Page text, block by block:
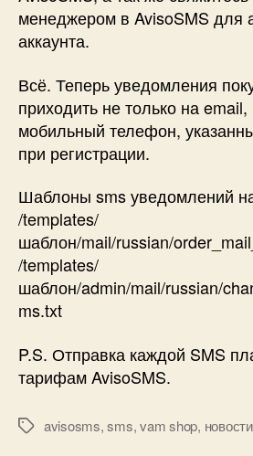
менеджером в AvisoSMS для
аккаунта.
Всё. Теперь уведомления
приходить не только на
мобильный телефон,
при регистрации.
Шаблоны sms уведомлений
/templates/
шаблон/mail/russian/
/templates/
шаблон/admin/mail/russian/
ms.txt
P.S. Отправка каждой SMS
тарифам AvisoSMS.
Меткиavisosms,sms,vam shop, новости